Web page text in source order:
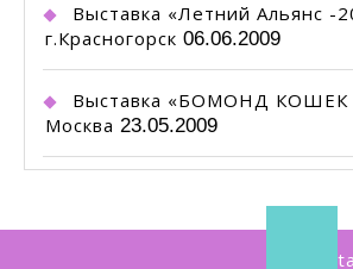
Выставка «Летний Альянс -
г.Красногорск 06.06.2009
Выставка «БОМОНД КОШЕК
Москва 23.05.2009